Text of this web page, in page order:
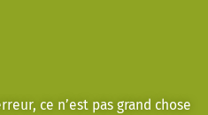
ce n’est pas grand chose